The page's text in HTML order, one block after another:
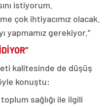
istiyorum.
çok ihtiyacımız olacak.
yapmamız gerekiyor.”
kalitesinde de düşüş
konuştu:
toplum sağlığı ile ilgili